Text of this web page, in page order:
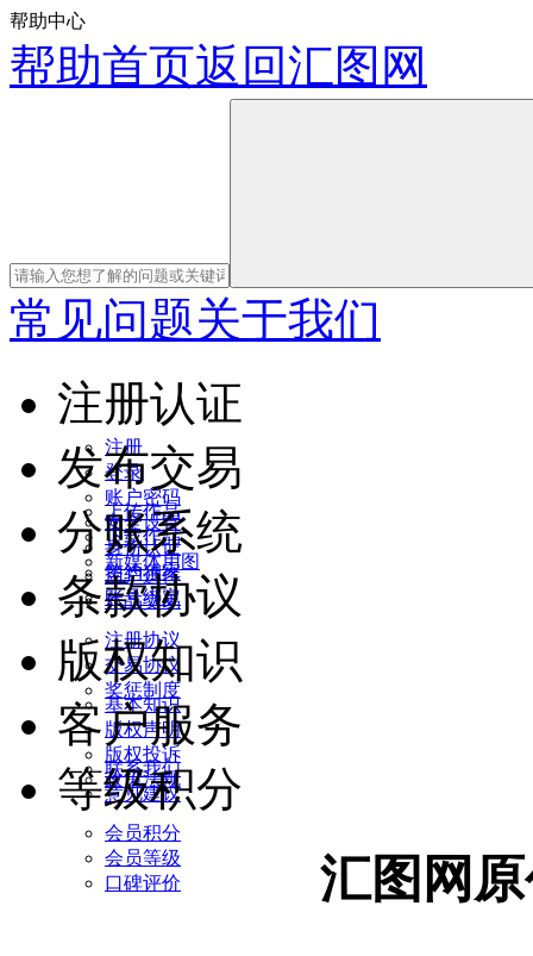
帮助中心
帮助首页返回汇图网
常见问题关于我们
注册认证
注册
登录
账户密码
安全设置
身份认证
签约独家
账号绑定
发布交易
上传作品
下载作品
新媒体用图
分账系统
用户进件
作品交易
条款协议
注册协议
交易协议
奖惩制度
版权知识
基本知识
版权声明
版权投诉
政策法规
客户服务
联系我们
意见建议
等级积分
会员积分
会员等级
口碑评价
汇图网